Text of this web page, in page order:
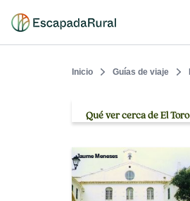
Inicio Guías de viaje
Qué ver cerca de El Toro
Jaume Meneses